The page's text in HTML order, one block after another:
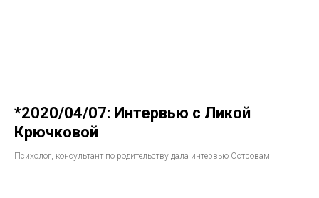
*2020/04/07: Интервью с Ликой
Крючковой
Психолог, консультант по родительству дала интервью Островам